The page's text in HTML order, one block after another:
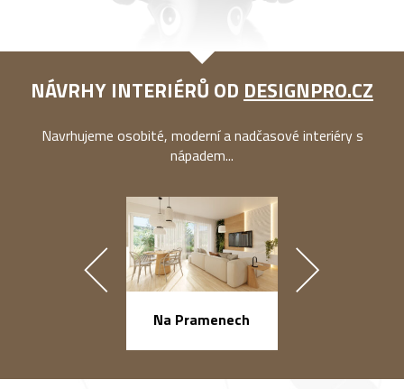
NÁVRHY INTERIÉRŮ OD DESIGNPRO.CZ
Navrhujeme osobité, moderní a nadčasové interiéry s
nápadem...
Na Pramenech